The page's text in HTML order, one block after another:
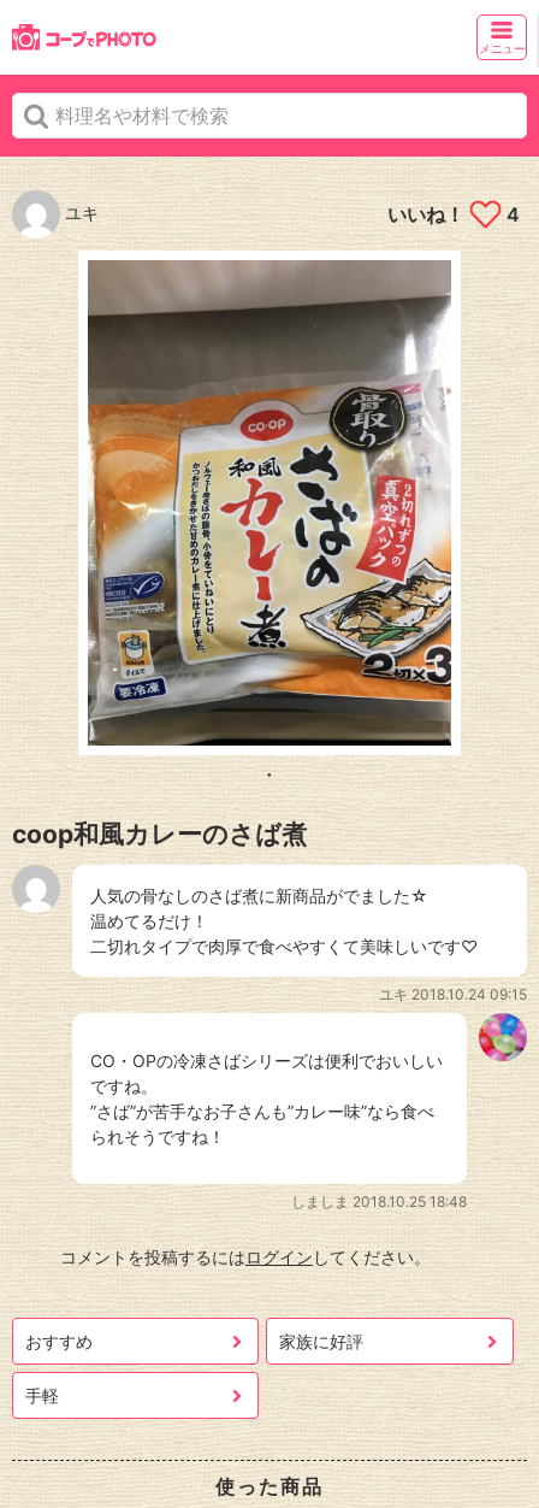
メニュー
ユキ いいね！ 4
coop和風カレーのさば煮
人気の骨なしのさば煮に新商品がでました☆
温めてるだけ！
二切れタイプで肉厚で食べやすくて美味しいです♡
ユキ 2018.10.24 09:15
CO・OPの冷凍さばシリーズは便利でおいしい
ですね。
”さば”が苦手なお子さんも”カレー味”なら食べ
られそうですね！
しましま 2018.10.25 18:48
コメントを投稿するにはログインしてください。
おすすめ 家族に好評
手軽
使った商品